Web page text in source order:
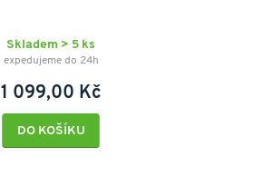
Skladem > 5 ks
expedujeme do 24h
1 099,00 Kč
DO KOŠÍKU